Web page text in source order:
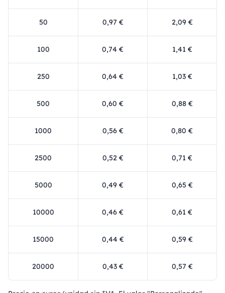
50 0,97 € 2,09 €
100 0,74 € 1,41 €
250 0,64 € 1,03 €
500 0,60 € 0,88 €
1000 0,56 € 0,80 €
2500 0,52 € 0,71 €
5000 0,49 € 0,65 €
10000 0,46 € 0,61 €
15000 0,44 € 0,59 €
20000 0,43 € 0,57 €